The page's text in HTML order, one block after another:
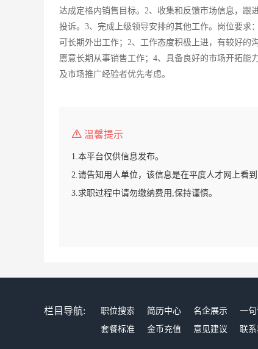
达成定格内销售目标。2、收集和反馈市场信息，跟
投诉。3、完成上级领导安排的其他工作。岗位要求
可长期外出工作；2、工作态度积极上进，有较好
愿意长期从事销售工作；4、具备良好的市场开拓能
及市场推广经验者优先考虑。
温馨提示
1.本平台仅供信息发布。
2.请告知用人单位，该信息是在平度人才网上看到
3.求职过程中请勿缴纳费用,保持谨慎。
栏目导航: 职位搜索 简历中心 名企展示 一
套餐标准
金币充值 意见建议 联系